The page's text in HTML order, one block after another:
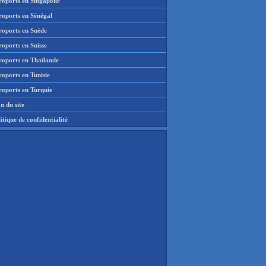
en Sénégal
en Suède
en Suisse
en Thaïlande
en Tunisie
en Turquie
du site
de confidentialité